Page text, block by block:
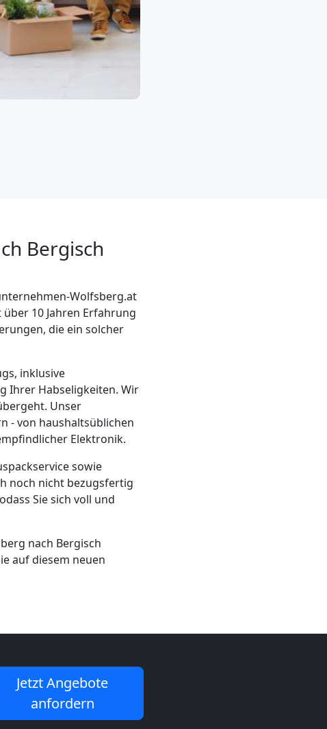
Bergisch
Wolfsberg.at
10 Jahren Erfahrung
die ein solcher
inklusive
Ihrer Habseligkeiten. Wir
Unser
- von haushaltsüblichen
Elektronik.
sowie
noch nicht bezugsfertig
Sie sich voll und
nach Bergisch
auf diesem neuen
Jetzt Angebote
anfordern